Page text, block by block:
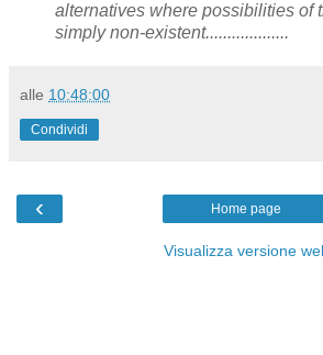
alternatives where possibilities of
simply non-existent...................
alle 10:48:00
Condividi
‹ Home page
Visualizza versione